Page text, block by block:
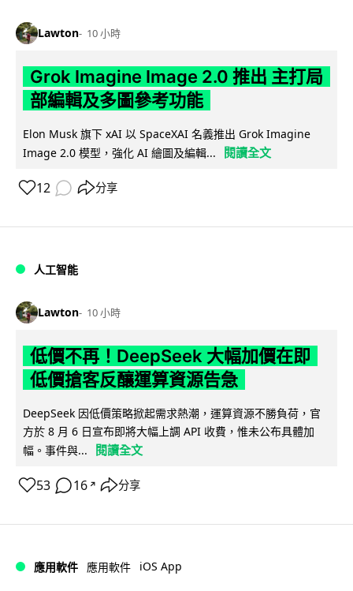
Lawton 10 小時
Grok Imagine Image 2.0 推出 主打局
部編輯及多圖參考功能
Elon Musk 旗下 xAI 以 SpaceXAI 名義推出 Grok Imagine
Image 2.0 模型，強化 AI 繪圖及編輯...
閱讀全文
12 分享
人工智能
Lawton 10 小時
低價不再！DeepSeek 大幅加價在即
低價搶客反釀運算資源告急
DeepSeek 因低價策略掀起需求熱潮，運算資源不勝負荷，官
方於 8 月 6 日宣布即將大幅上調 API 收費，惟未公布具體加
幅。事件與...
閱讀全文
53 16 ↗ 分享
應用軟件 應用軟件 iOS App